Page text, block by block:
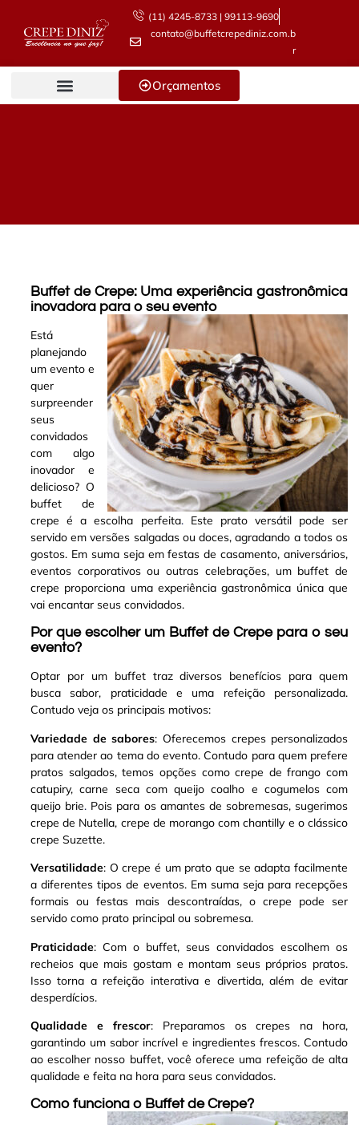
(11) 4245-8733 | 99113-9690
contato@buffetcrepediniz.com.b
r
Orçamentos
Buffet de Crepe: Uma experiência gastronômica
inovadora para o seu evento
Está
planejando
um evento e
quer
surpreender
seus
convidados
com algo
inovador e
delicioso? O
buffet de
crepe é a escolha perfeita.Este prato versátil pode ser
servido em versões salgadas ou doces, agradando a todos os
gostos. Em suma seja em festas de casamento, aniversários,
eventos corporativos ou outras celebrações, um buffet de
crepe proporciona uma experiência gastronômica única que
vai encantar seus convidados.
Por que escolher um Buffet de Crepe para o seu
evento?
Optar por um buffet traz diversos benefícios para quem
busca sabor, praticidade e uma refeição personalizada.
Contudo veja os principais motivos:
Variedade de sabores: Oferecemos crepes personalizados
para atender ao tema do evento. Contudo para quem prefere
pratos salgados, temos opções como crepe de frango com
catupiry, carne seca com queijo coalho e cogumelos com
queijo brie. Pois para os amantes de sobremesas, sugerimos
crepe de Nutella, crepe de morango com chantilly e o clássico
crepe Suzette.
Versatilidade: O crepe é um prato que se adapta facilmente
a diferentes tipos de eventos. Em suma seja para recepções
formais ou festas mais descontraídas, o crepe pode ser
servido como prato principal ou sobremesa.
Praticidade: Com o buffet, seus convidados escolhem os
recheios que mais gostam e montam seus próprios pratos.
Isso torna a refeição interativa e divertida, além de evitar
desperdícios.
Qualidade e frescor: Preparamos os crepes na hora,
garantindo um sabor incrível e ingredientes frescos. Contudo
ao escolher nosso buffet, você oferece uma refeição de alta
qualidade e feita na hora para seus convidados.
Como funciona o Buffet de Crepe?